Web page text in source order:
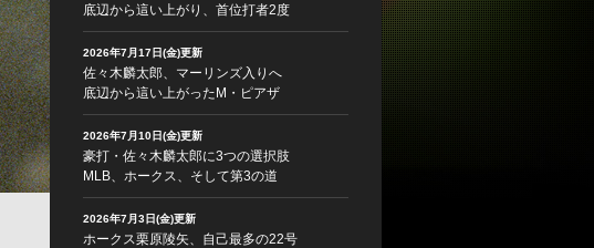
底辺から這い上がり、首位打者2度
2026年7月17日(金)更新
佐々木麟太郎、マーリンズ入りへ
底辺から這い上がったM・ピアザ
2026年7月10日(金)更新
豪打・佐々木麟太郎に3つの選択肢
MLB、ホークス、そして第3の道
2026年7月3日(金)更新
ホークス栗原陵矢、自己最多の22号